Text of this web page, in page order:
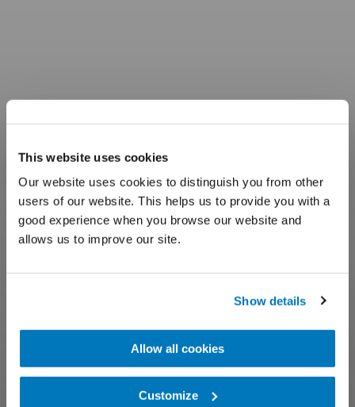
This website uses cookies
Our website uses cookies to distinguish you from other
users of our website. This helps us to provide you with a
good experience when you browse our website and
allows us to improve our site.
Show details
Allow all cookies
Customize